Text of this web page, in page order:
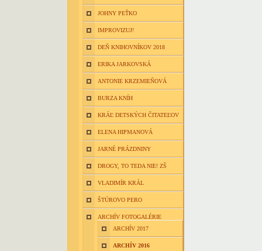
JOHNY PEŤKO
IMPROVIZUJ!
DEŇ KNIHOVNÍKOV 2018
ERIKA JARKOVSKÁ
ANTONIE KRZEMIEŇOVÁ
BURZA KNÍH
KRÁĽ DETSKÝCH ČITATEĽOV
ELENA HIPMANOVÁ
JARNÉ PRÁZDNINY
DROGY, TO TEDA NIE! ZŠ
VLADIMÍR KRÁL
ŠTÚROVO PERO
ARCHÍV FOTOGALÉRIE
ARCHÍV 2017
ARCHÍV 2016